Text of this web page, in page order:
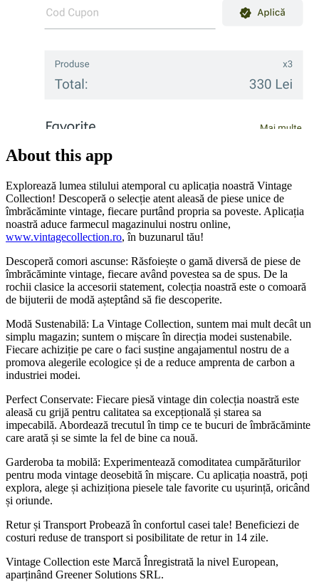
About this app
Explorează lumea stilului atemporal cu aplicația noastră Vintage
Collection! Descoperă o selecție atent aleasă de piese unice de
îmbrăcăminte vintage, fiecare purtând propria sa poveste. Aplicația
noastră aduce farmecul magazinului nostru online,
www.vintagecollection.ro, în buzunarul tău!
Descoperă comori ascunse: Răsfoiește o gamă diversă de piese de
îmbrăcăminte vintage, fiecare având povestea sa de spus. De la
rochii clasice la accesorii statement, colecția noastră este o comoară
de bijuterii de modă așteptând să fie descoperite.
Modă Sustenabilă: La Vintage Collection, suntem mai mult decât un
simplu magazin; suntem o mișcare în direcția modei sustenabile.
Fiecare achiziție pe care o faci susține angajamentul nostru de a
promova alegerile ecologice și de a reduce amprenta de carbon a
industriei modei.
Perfect Conservate: Fiecare piesă vintage din colecția noastră este
aleasă cu grijă pentru calitatea sa excepțională și starea sa
impecabilă. Abordează trecutul în timp ce te bucuri de îmbrăcăminte
care arată și se simte la fel de bine ca nouă.
Garderoba ta mobilă: Experimentează comoditatea cumpărăturilor
pentru moda vintage deosebită în mișcare. Cu aplicația noastră, poți
explora, alege și achiziționa piesele tale favorite cu ușurință, oricând
și oriunde.
Retur și Transport Probează în confortul casei tale! Beneficiezi de
costuri reduse de transport si posibilitate de retur in 14 zile.
Vintage Collection este Marcă Înregistrată la nivel European,
aparținând Greener Solutions SRL.